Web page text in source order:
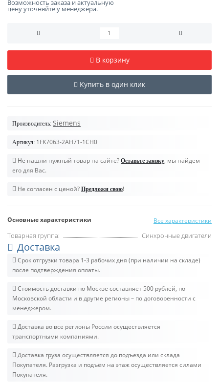
Возможность заказа и актуальную
цену уточняйте у менеджера.
В корзину
Купить в один клик
Производитель: Siemens
Артикул: 1FK7063-2AH71-1CH0
Не нашли нужный товар на сайте? Оставьте заявку, мы найдем
его для Вас.
Не согласен с ценой? Предложи свою!
Основные характеристики Все характеристики
Товарная группа: Синхронные двигатели
Доставка
Срок отгрузки товара 1-3 рабочих дня (при наличии на складе)
после подтверждения оплаты.
Стоимость доставки по Москве составляет 500 рублей, по
Московской области и в другие регионы – по договоренности с
менеджером.
Доставка во все регионы России осуществляется
транспортными компаниями.
Доставка груза осуществляется до подъезда или склада
Покупателя. Разгрузка и подъём на этаж осуществляется силами
Покупателя.